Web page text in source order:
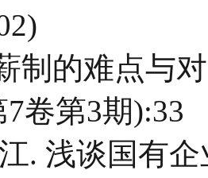
制的难点与
卷第3期):33
. 浅谈国有